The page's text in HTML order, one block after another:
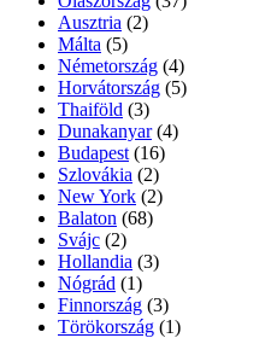
Ausztria (2)
Málta (5)
Németország (4)
Horvátország (5)
Thaiföld (3)
Dunakanyar (4)
Budapest (16)
Szlovákia (2)
New York (2)
Balaton (68)
Svájc (2)
Hollandia (3)
Nógrád (1)
Finnország (3)
Törökország (1)